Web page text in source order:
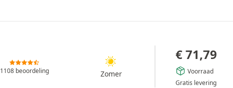
1108 beoordeling Zomer
€71,79
Voorraad
Gratis levering